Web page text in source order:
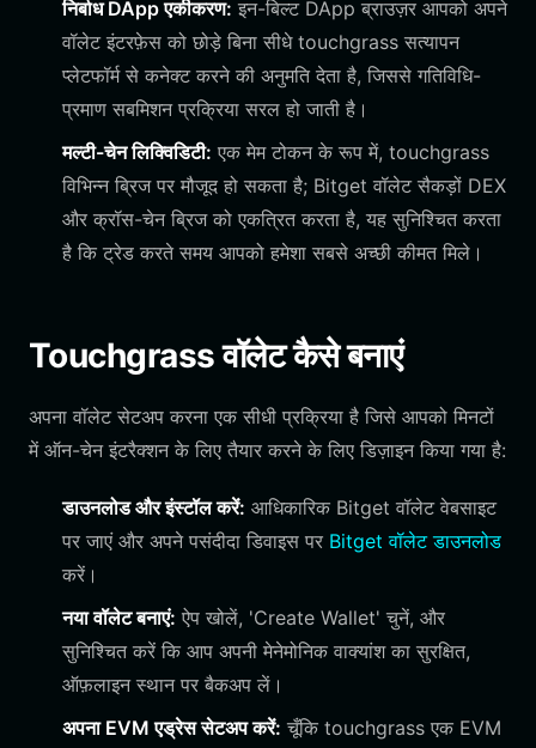
निर्बाध DApp एकीकरण: इन-बिल्ट DApp ब्राउज़र आपको अपने
वॉलेट इंटरफ़ेस को छोड़े बिना सीधे touchgrass सत्यापन
प्लेटफॉर्म से कनेक्ट करने की अनुमति देता है, जिससे गतिविधि-
प्रमाण सबमिशन प्रक्रिया सरल हो जाती है।
मल्टी-चेन लिक्विडिटी: एक मेम टोकन के रूप में, touchgrass
विभिन्न ब्रिज पर मौजूद हो सकता है; Bitget वॉलेट सैकड़ों DEX
और क्रॉस-चेन ब्रिज को एकत्रित करता है, यह सुनिश्चित करता
है कि ट्रेड करते समय आपको हमेशा सबसे अच्छी कीमत मिले।
Touchgrass वॉलेट कैसे बनाएं
अपना वॉलेट सेटअप करना एक सीधी प्रक्रिया है जिसे आपको मिनटों
में ऑन-चेन इंटरैक्शन के लिए तैयार करने के लिए डिज़ाइन किया गया है:
डाउनलोड और इंस्टॉल करें: आधिकारिक Bitget वॉलेट वेबसाइट
पर जाएं और अपने पसंदीदा डिवाइस पर Bitget वॉलेट डाउनलोड
करें।
नया वॉलेट बनाएं: ऐप खोलें, 'Create Wallet' चुनें, और
सुनिश्चित करें कि आप अपनी मेनेमोनिक वाक्यांश का सुरक्षित,
ऑफ़लाइन स्थान पर बैकअप लें।
अपना EVM एड्रेस सेटअप करें: चूँकि touchgrass एक EVM